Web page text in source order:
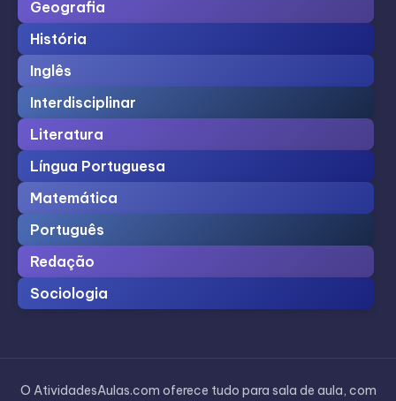
Geografia
História
Inglês
Interdisciplinar
Literatura
Língua Portuguesa
Matemática
Português
Redação
Sociologia
O AtividadesAulas.com oferece tudo para sala de aula, com